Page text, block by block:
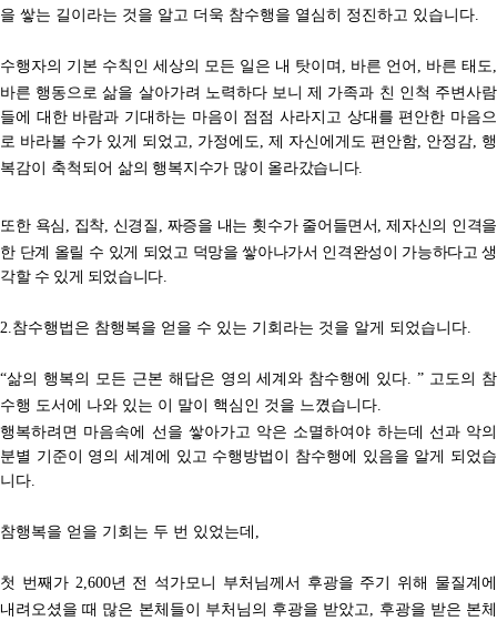
을 쌓는 길이라는 것을 알고 더욱 참수행을 열심히 정진하고 있습니다
수행자의 기본 수칙인 세상의 모든 일은 내 탓이며 바른 언어 바른 태도
바른 행동으로 삶을 살아가려 노력하다 보니제 가족과 친 인척 주변사람
들에 대한 바람과 기대하는 마음이 점점 사라지고 상대를 편안한 마음으
로 바라볼 수가 있게 되었고 가정에도 제 자신에게도 편안함 안정감 행
복감이 축척되어 삶의 행복지수가 많이 올라갔습니다.
또한 욕심 집착, 신경질 짜증을 내는 횟수가 줄어들면서 ,제자신의 인격을
한 단계 올릴 수 있게 되었고 덕망을 쌓아나가서 인격완성이 가능하다고 생
각할 수 있게 되었습니다
2. 참수행법은 참행복을 얻을 수 있는 기회라는 것을 알게 되었습니다
“삶의 행복의 모든 근본 해답은 영의 세계와 참수행에 있다 . ” 고도의 참
수행 도서에 나와 있는 이 말이 핵심인 것을 느꼈습니다
행복하려면 마음속에 선을 쌓아가고 악은 소멸하여야 하는데 선과 악의
분별 기준이 영의 세계에 있고 수행방법이 참수행에 있음을 알게 되었습
니다
참행복을 얻을 기회는 두 번 있었는데
첫 번째가 2,600년 전 석가모니 부처님께서 후광을 주기 위해 물질계에
내려오셨을 때 많은 본체들이 부처님의 후광을 받았고 후광을 받은 본체